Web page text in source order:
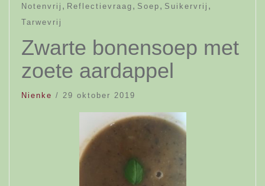
Notenvrij , Reflectievraag , Soep , Suikervrij ,
Tarwevrij
Zwarte bonensoep met
zoete aardappel
Nienke / 29 oktober 2019